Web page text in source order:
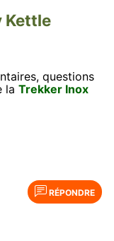
Kettle
questions
laTrekker Inox
RÉPONDRE